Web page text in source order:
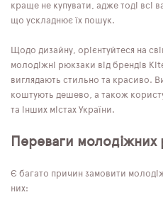
краще не купувати, адже тоді всі
що ускладнює їх пошук.
Щодо дизайну, орієнтуйтеся на
молодіжні рюкзаки від брендів
виглядають стильно та красиво.
коштують дешево, а також
та інших містах України.
Переваги молодіжних
Є багато причин замовити
них: